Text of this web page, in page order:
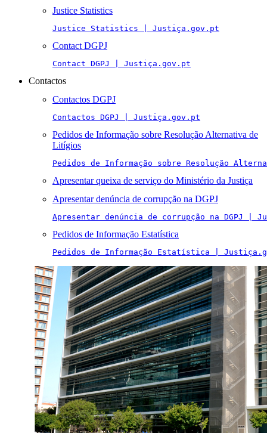
Justice Statistics
Justice Statistics | Justiça.gov.pt
Contact DGPJ
Contact DGPJ | Justiça.gov.pt
Contactos
Contactos DGPJ
Contactos DGPJ | Justiça.gov.pt
Pedidos de Informação sobre Resolução Alternativa de
Litígios
Pedidos de Informação sobre Resolução
Apresentar queixa de serviço do Ministério da Justiça
Apresentar denúncia de corrupção na DGPJ
Apresentar denúncia de corrupção na DGPJ |
Pedidos de Informação Estatística
Pedidos de Informação Estatística |